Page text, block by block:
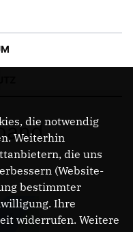
die notwendig
Weiterhin
die uns
(Website-
bestimmter
Ihre
widerrufen. Weitere